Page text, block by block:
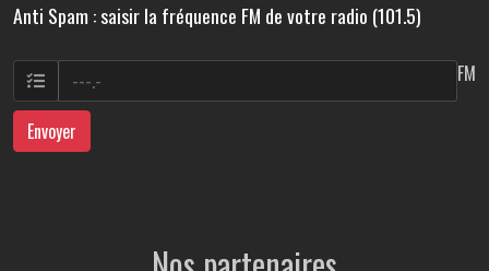
Anti Spam : saisir la fréquence FM de votre radio (101.5)
FM
Envoyer